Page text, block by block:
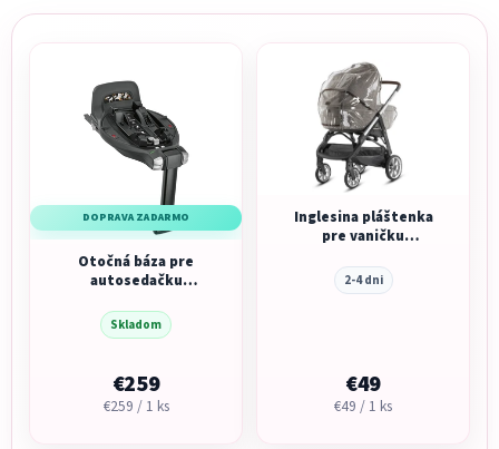
DOPRAVA ZADARMO
Otočná báza pre
autosedačku
Black
Skladom
€259
Jednotková
€259 / 1 ks
Inglesina pláštenka
pre vaničku
2-4 dni
€49
Jednotková
€49 / 1 ks